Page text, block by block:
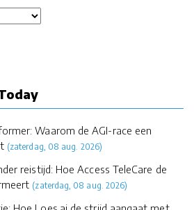
Waarom de AGI-race een
(zaterdag, 08 aug. 2026)
reistijd: Hoe Access TeleCare de
(zaterdag, 08 aug. 2026)